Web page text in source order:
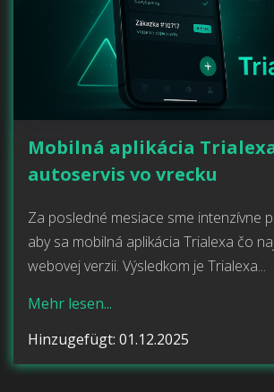
Mobilná aplikácia
autoservis vo vrecku
Za posledné mesiace sme intenzívne
aby sa mobilná aplikácia Trialexa čo
webovej verzii. Výsledkom je Trialexa...
Mehr lesen...
Hinzugefügt: 01.12.2025